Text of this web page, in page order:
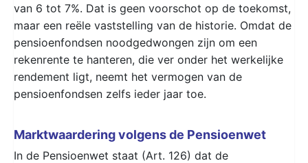
van 6 tot 7%. Dat is geen voorschot op de toekomst,
maar een reële vaststelling van de historie. Omdat de
pensioenfondsen noodgedwongen zijn om een
rekenrente te hanteren, die ver onder het werkelijke
rendement ligt, neemt het vermogen van de
pensioenfondsen zelfs ieder jaar toe.
Marktwaardering volgens de Pensioenwet
In de Pensioenwet staat (Art. 126) dat de